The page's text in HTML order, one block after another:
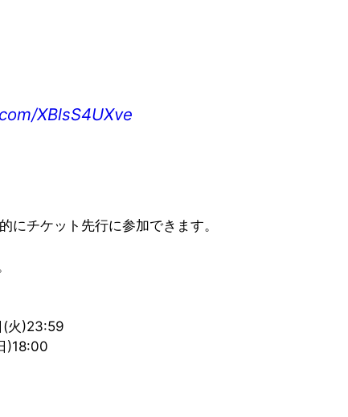
XBlsS4UXve
にチケット先行に参加できます。
(火)23:59
)18:00